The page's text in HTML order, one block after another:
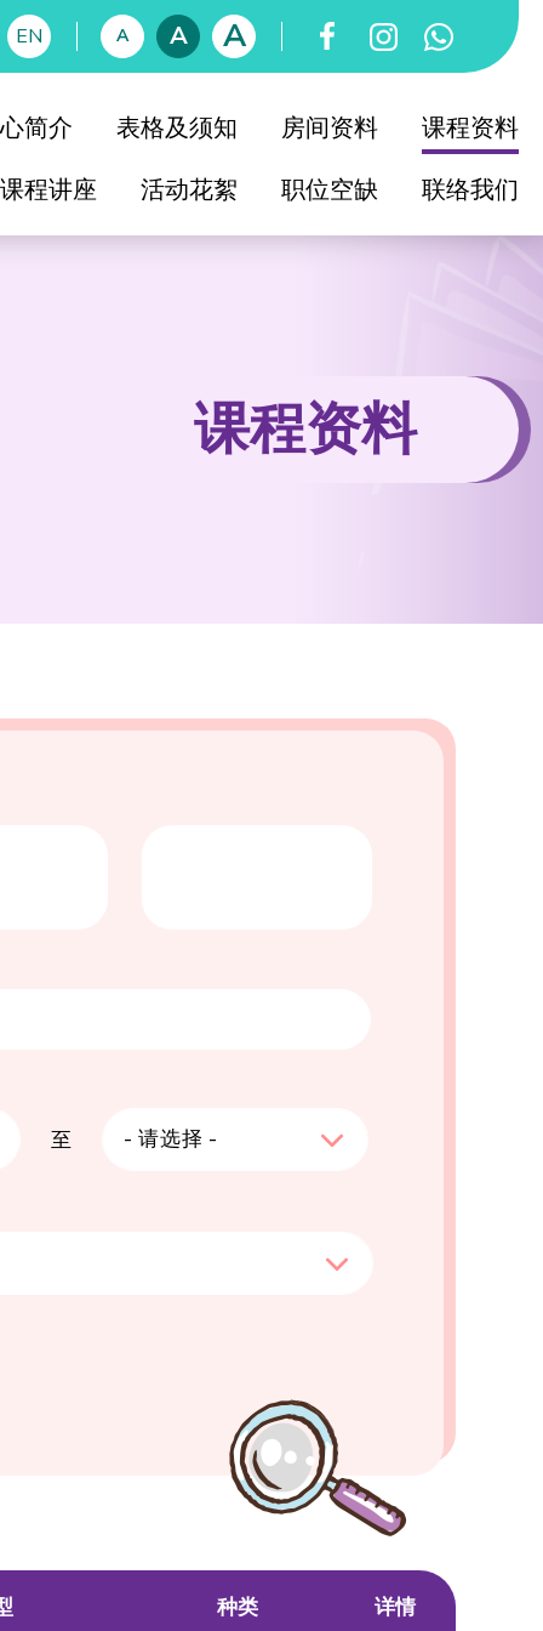
EN A A A
简介
中心简介
表格及须知 房间资料
课程资料
课程讲座
活动花絮 职位空缺 联络我们
课程资料
23
至 - 请选择 -
种类 详情